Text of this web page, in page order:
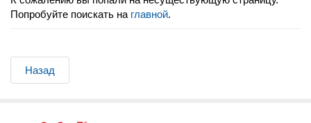
Попробуйте поискать на главной.
Назад